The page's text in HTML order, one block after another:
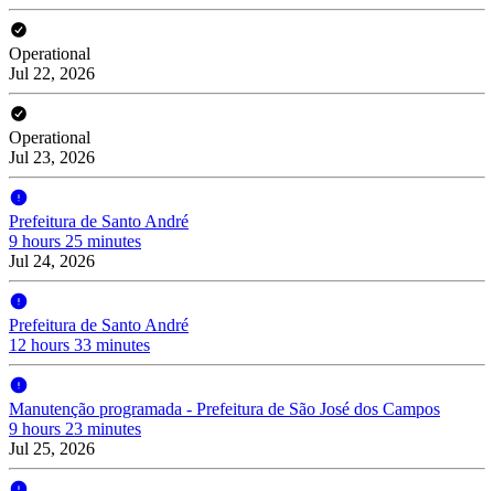
Operational
Jul 22, 2026
Operational
Jul 23, 2026
Prefeitura de Santo André
9 hours 25 minutes
Jul 24, 2026
Prefeitura de Santo André
12 hours 33 minutes
Manutenção programada - Prefeitura de São José dos Campos
9 hours 23 minutes
Jul 25, 2026